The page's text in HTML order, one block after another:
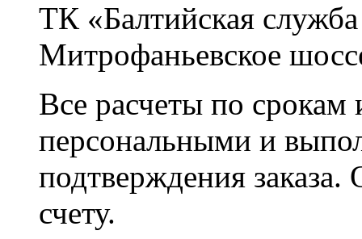
ТК «Балтийская
Митрофаньевское
Все расчеты по срокам
персональными и
подтверждения заказа.
счету.